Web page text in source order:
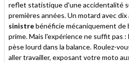
reflet statistique d'une accidentalité
premières années. Un motard avec dix
sinistrebénéficie mécaniquement de
prime. Mais l'expérience ne suffit pas
pèse lourd dans la balance. Roulez-
aller travailler, exposant votre moto